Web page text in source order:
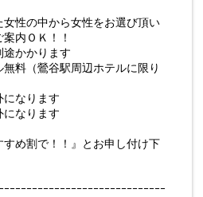
性の中から女性をお選び頂い
内ＯＫ！！
かかります
料（鶯谷駅周辺ホテルに限り
なります
なります
め割で！！』とお申し付け下
ｰｰｰｰｰｰｰｰｰｰｰｰｰｰｰｰｰｰｰｰｰｰｰｰｰｰｰｰ